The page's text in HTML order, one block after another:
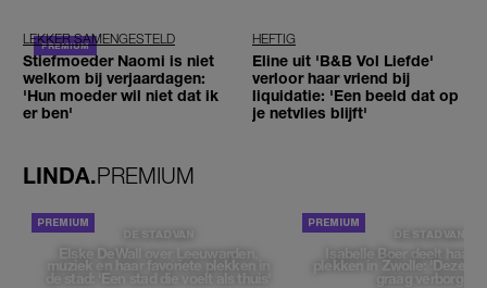
LEKKER SAMENGESTELD
Stiefmoeder Naomi is niet
welkom bij verjaardagen:
'Hun moeder wil niet dat ik
er ben'
HEFTIG
Eline uit 'B&B Vol Liefde'
verloor haar vriend bij
liquidatie: 'Een beeld dat op
je netvlies blijft'
LINDA.PREMIUM
DE STAD VAN
Elske DeWall over Leeuwarden,
muziek en haar favoriete plekken in
de stad: 'Een stad die voelt als thuis'
DE STAD VAN
Isabelle Boer deelt haar
plekken in Zwolle: 'Deze
graag verborgen'